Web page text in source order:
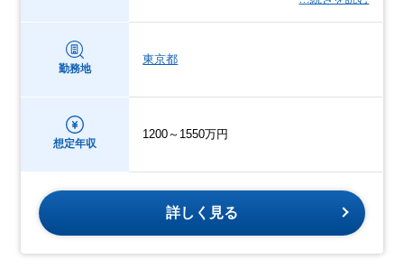
勤務地
東京都
想定年収
1200～1550万円
詳しく見る